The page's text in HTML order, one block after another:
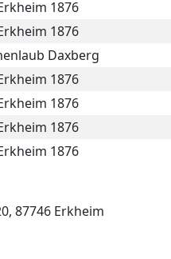
1876
1876
Daxberg
1876
1876
1876
1876
87746 Erkheim